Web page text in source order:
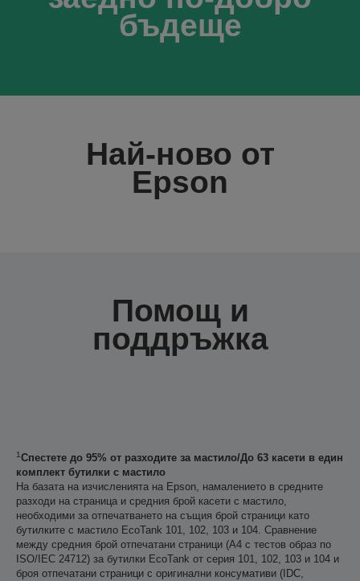
бъдеще
Най-ново от
Epson
Помощ и
поддръжка
1Спестете до 95% от разходите за мастило/До 63 касети в един
комплект бутилки с мастило
На базата на изчисленията на Epson, намалението в средните
разходи на страница и средния брой касети с мастило,
необходими за отпечатването на същия брой страници като
бутилките с мастило EcoTank 101, 102, 103 и 104. Сравнение
между средния брой отпечатани страници (A4 с тестов образ по
ISO/IEC 24712) за бутилки EcoTank от серия 101, 102, 103 и 104 и
броя отпечатани страници с оригинални консумативи (IDC,